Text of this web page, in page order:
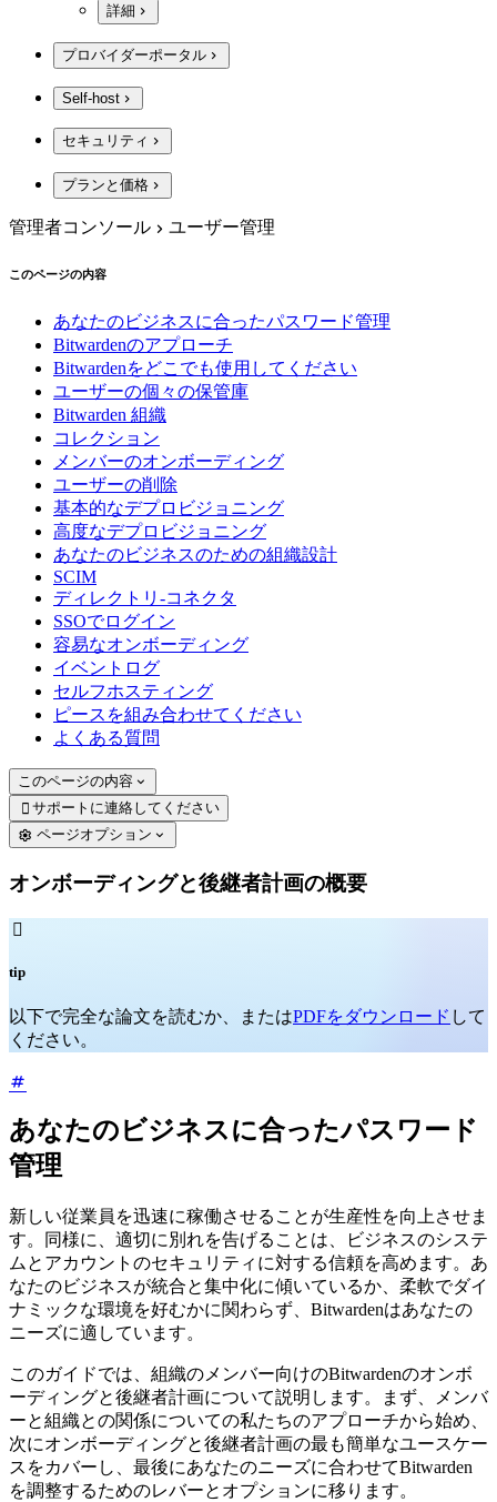
詳細
プロバイダーポータル
Self-host
セキュリティ
プランと価格
管理者コンソール ユーザー管理
このページの内容
あなたのビジネスに合ったパスワード管理
Bitwardenのアプローチ
Bitwardenをどこでも使用してください
ユーザーの個々の保管庫
Bitwarden 組織
コレクション
メンバーのオンボーディング
ユーザーの削除
基本的なデプロビジョニング
高度なデプロビジョニング
あなたのビジネスのための組織設計
SCIM
ディレクトリ-コネクタ
SSOでログイン
容易なオンボーディング
イベントログ
セルフホスティング
ピースを組み合わせてください
よくある質問
このページの内容
 サポートに連絡してください
ページオプション
オンボーディングと後継者計画の概要

tip
以下で完全な論文を読むか、またはPDFをダウンロード して
ください。
あなたのビジネスに合ったパスワード
管理
新しい従業員を迅速に稼働させることが生産性を向上させま
す。同様に、適切に別れを告げることは、ビジネスのシステ
ムとアカウントのセキュリティに対する信頼を高めます。あ
なたのビジネスが統合と集中化に傾いているか、柔軟でダイ
ナミックな環境を好むかに関わらず、Bitwardenはあなたの
ニーズに適しています。
このガイドでは、組織のメンバー向けのBitwardenのオンボ
ーディングと後継者計画について説明します。まず、メンバ
ーと組織との関係についての私たちのアプローチから始め、
次にオンボーディングと後継者計画の最も簡単なユースケー
スをカバーし、最後にあなたのニーズに合わせてBitwarden
を調整するためのレバーとオプションに移ります。